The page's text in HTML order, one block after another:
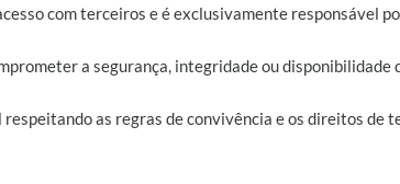
com terceiros e é exclusivamente responsável
a segurança, integridade ou disponibilidade
as regras de convivência e os direitos de